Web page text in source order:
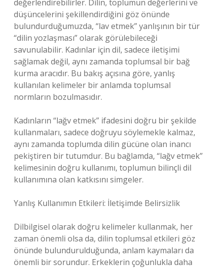
değerlendirebilirler. Dilin, toplumun değerlerini ve
düşüncelerini şekillendirdiğini göz önünde
bulundurduğumuzda, “lav etmek” yanlışının bir tür
“dilin yozlaşması” olarak görülebileceği
savunulabilir. Kadınlar için dil, sadece iletişimi
sağlamak değil, aynı zamanda toplumsal bir bağ
kurma aracıdır. Bu bakış açısına göre, yanlış
kullanılan kelimeler bir anlamda toplumsal
normların bozulmasıdır.
Kadınların “lağv etmek” ifadesini doğru bir şekilde
kullanmaları, sadece doğruyu söylemekle kalmaz,
aynı zamanda toplumda dilin gücüne olan inancı
pekiştiren bir tutumdur. Bu bağlamda, “lağv etmek”
kelimesinin doğru kullanımı, toplumun bilinçli dil
kullanımına olan katkısını simgeler.
Yanlış Kullanımın Etkileri: İletişimde Belirsizlik
Dilbilgisel olarak doğru kelimeler kullanmak, her
zaman önemli olsa da, dilin toplumsal etkileri göz
önünde bulundurulduğunda, anlam kaymaları da
önemli bir sorundur. Erkeklerin çoğunlukla daha